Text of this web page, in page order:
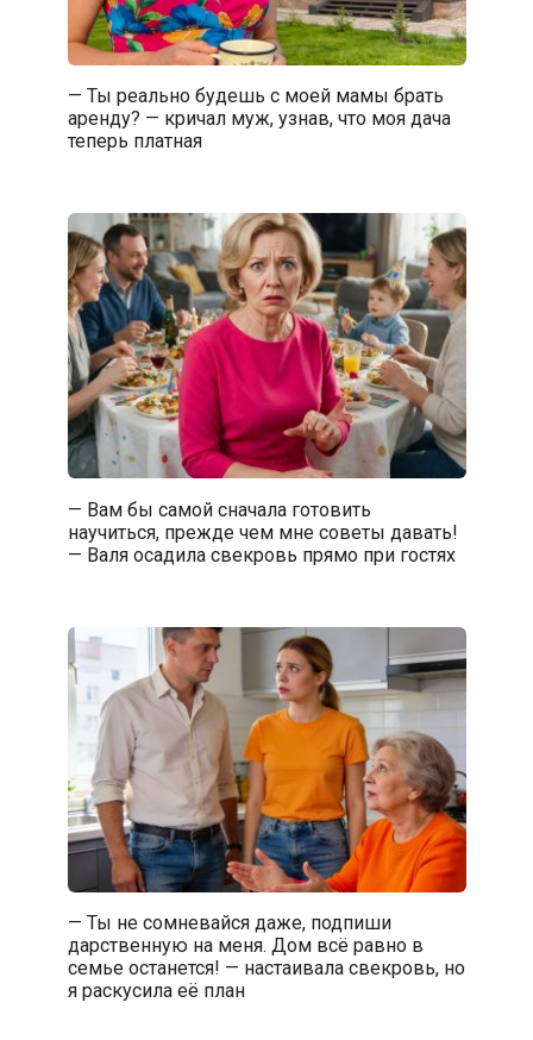
— Ты реально будешь с моей мамы брать
аренду? — кричал муж, узнав, что моя дача
теперь платная
— Вам бы самой сначала готовить
научиться, прежде чем мне советы давать!
— Валя осадила свекровь прямо при гостях
— Ты не сомневайся даже, подпиши
дарственную на меня. Дом всё равно в
семье останется! — настаивала свекровь, но
я раскусила её план